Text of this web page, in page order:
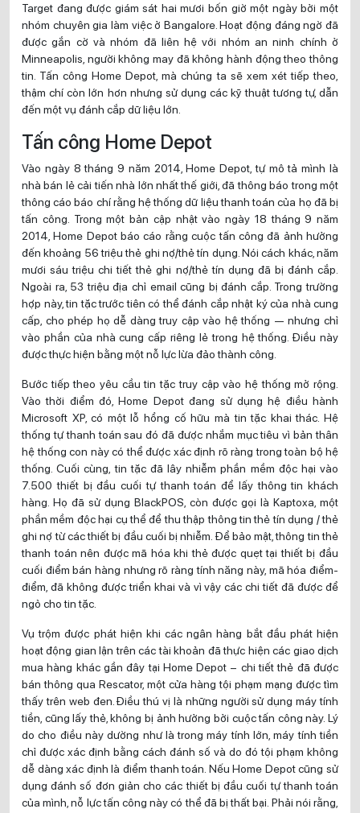
Target đang được giám sát hai mươi bốn giờ một ngày bởi một
nhóm chuyên gia làm việc ở Bangalore. Hoạt động đáng ngờ đã
được gắn cờ và nhóm đã liên hệ với nhóm an ninh chính ở
Minneapolis, người không may đã không hành động theo thông
tin. Tấn công Home Depot, mà chúng ta sẽ xem xét tiếp theo,
thậm chí còn lớn hơn nhưng sử dụng các kỹ thuật tương tự, dẫn
đến một vụ đánh cắp dữ liệu lớn.
Tấn công Home Depot
Vào ngày 8 tháng 9 năm 2014, Home Depot, tự mô tả mình là
nhà bán lẻ cải tiến nhà lớn nhất thế giới, đã thông báo trong một
thông cáo báo chí rằng hệ thống dữ liệu thanh toán của họ đã bị
tấn công. Trong một bản cập nhật vào ngày 18 tháng 9 năm
2014, Home Depot báo cáo rằng cuộc tấn công đã ảnh hưởng
đến khoảng 56 triệu thẻ ghi nợ/thẻ tín dụng. Nói cách khác, năm
mươi sáu triệu chi tiết thẻ ghi nợ/thẻ tín dụng đã bị đánh cắp.
Ngoài ra, 53 triệu địa chỉ email cũng bị đánh cắp. Trong trường
hợp này, tin tặc trước tiên có thể đánh cắp nhật ký của nhà cung
cấp, cho phép họ dễ dàng truy cập vào hệ thống — nhưng chỉ
vào phần của nhà cung cấp riêng lẻ trong hệ thống. Điều này
được thực hiện bằng một nỗ lực lừa đảo thành công.
Bước tiếp theo yêu cầu tin tặc truy cập vào hệ thống mở rộng.
Vào thời điểm đó, Home Depot đang sử dụng hệ điều hành
Microsoft XP, có một lỗ hổng cố hữu mà tin tặc khai thác. Hệ
thống tự thanh toán sau đó đã được nhắm mục tiêu vì bản thân
hệ thống con này có thể được xác định rõ ràng trong toàn bộ hệ
thống. Cuối cùng, tin tặc đã lây nhiễm phần mềm độc hại vào
7.500 thiết bị đầu cuối tự thanh toán để lấy thông tin khách
hàng. Họ đã sử dụng BlackPOS, còn được gọi là Kaptoxa, một
phần mềm độc hại cụ thể để thu thập thông tin thẻ tín dụng / thẻ
ghi nợ từ các thiết bị đầu cuối bị nhiễm. Để bảo mật, thông tin thẻ
thanh toán nên được mã hóa khi thẻ được quẹt tại thiết bị đầu
cuối điểm bán hàng nhưng rõ ràng tính năng này, mã hóa điểm-
điểm, đã không được triển khai và vì vậy các chi tiết đã được để
ngỏ cho tin tặc.
Vụ trộm được phát hiện khi các ngân hàng bắt đầu phát hiện
hoạt động gian lận trên các tài khoản đã thực hiện các giao dịch
mua hàng khác gần đây tại Home Depot – chi tiết thẻ đã được
bán thông qua Rescator, một cửa hàng tội phạm mạng được tìm
thấy trên web đen. Điều thú vị là những người sử dụng máy tính
tiền, cũng lấy thẻ, không bị ảnh hưởng bởi cuộc tấn công này. Lý
do cho điều này dường như là trong máy tính lớn, máy tính tiền
chỉ được xác định bằng cách đánh số và do đó tội phạm không
dễ dàng xác định là điểm thanh toán. Nếu Home Depot cũng sử
dụng đánh số đơn giản cho các thiết bị đầu cuối tự thanh toán
của mình, nỗ lực tấn công này có thể đã bị thất bại. Phải nói rằng,